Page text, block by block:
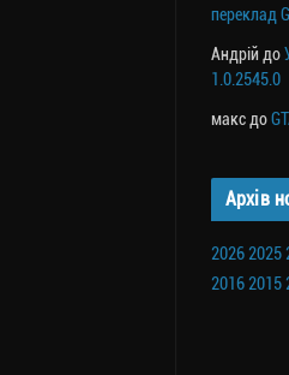
переклад
Андрій до
1.0.2545.0
макс до
Архів
20262025
20162015